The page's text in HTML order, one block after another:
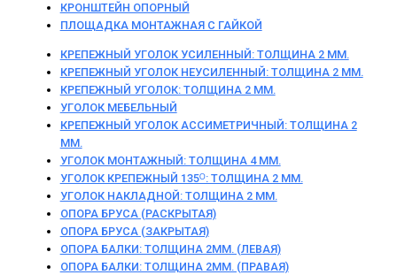
КРОНШТЕЙН ОПОРНЫЙ
ПЛОЩАДКА МОНТАЖНАЯ С ГАЙКОЙ
КРЕПЕЖНЫЙ УГОЛОК УСИЛЕННЫЙ: ТОЛЩИНА 2 ММ.
КРЕПЕЖНЫЙ УГОЛОК НЕУСИЛЕННЫЙ: ТОЛЩИНА 2 ММ.
КРЕПЕЖНЫЙ УГОЛОК: ТОЛЩИНА 2 ММ.
УГОЛОК МЕБЕЛЬНЫЙ
КРЕПЕЖНЫЙ УГОЛОК АССИМЕТРИЧНЫЙ: ТОЛЩИНА 2
ММ.
УГОЛОК МОНТАЖНЫЙ: ТОЛЩИНА 4 ММ.
УГОЛОК КРЕПЕЖНЫЙ 135ᴼ: ТОЛЩИНА 2 ММ.
УГОЛОК НАКЛАДНОЙ: ТОЛЩИНА 2 ММ.
ОПОРА БРУСА (РАСКРЫТАЯ)
ОПОРА БРУСА (ЗАКРЫТАЯ)
ОПОРА БАЛКИ: ТОЛЩИНА 2ММ. (ЛЕВАЯ)
ОПОРА БАЛКИ: ТОЛЩИНА 2ММ. (ПРАВАЯ)